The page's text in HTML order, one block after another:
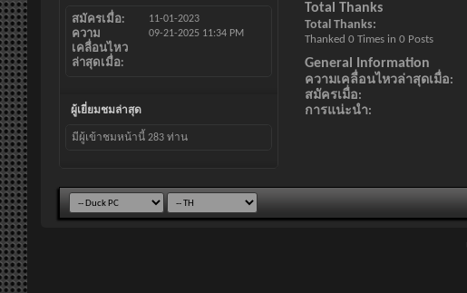
สมัครเมื่อ 11-01-2023
ความ
เคลื่อนไหว
ล่าสุดเมื่อ
09-21-2025 11:34 PM
ผู้เยี่ยมชมล่าสุด
มีผู้เข้าชมหน้านี้ 283 ท่าน
Total Thanks
Total Thanks
Thanked 0 Times in 0 Posts
General Information
ความเคลื่อนไหวล่าสุดเมื่อ
สมัครเมื่อ
การแน่ะนำ